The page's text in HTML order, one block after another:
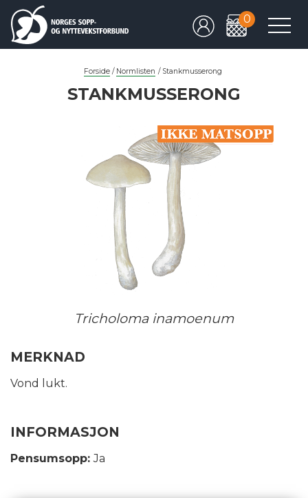
0
Forside / Normlisten / Stankmusserong
STANKMUSSERONG
Tricholoma inamoenum
MERKNAD
Vond lukt.
INFORMASJON
Pensumsopp:Ja